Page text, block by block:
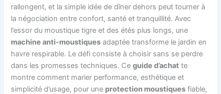
rallongent, et la simple idée de dîner dehors peut tourner à
la négociation entre confort, santé et tranquillité. Avec
l’essor du moustique tigre et des étés plus longs, une
machine anti-moustiques adaptée transforme le jardin en
havre respirable. Le défi consiste à choisir sans se perdre
dans les promesses techniques. Ceguide d’achat te
montre comment marier performance, esthétique et
simplicité d’usage, pour une protection moustiques fiable,